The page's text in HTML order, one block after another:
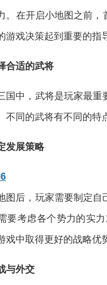
。在开启小地图之前，
游戏决策起到重要的指
合适的武将
国中，武将是玩家最重
不同的武将有不同的特
发展策略
图后，玩家需要制定
要考虑各个势力的实
戏中取得更好的战略优
与外交